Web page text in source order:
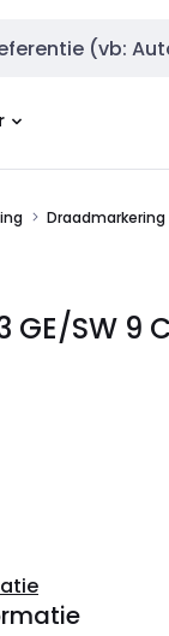
Draadmarkering
GE/SW 9